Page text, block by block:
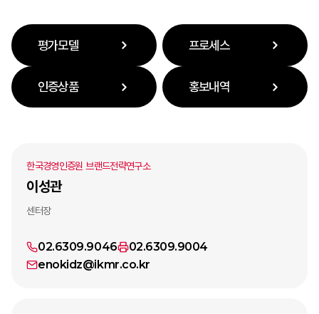
평가모델 프로세스
인증상품 홍보내역
한국경영인증원 브랜드전략연구소
이성관
센터장
02.6309.9046
02.6309.9004
enokidz@ikmr.co.kr